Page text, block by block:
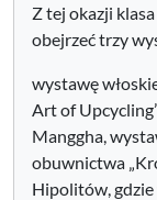
Z tej okazji
obejrzeć trzy
wystawę
Art of
Manggha,
obuwnictwa
Hipolitów, gdzie